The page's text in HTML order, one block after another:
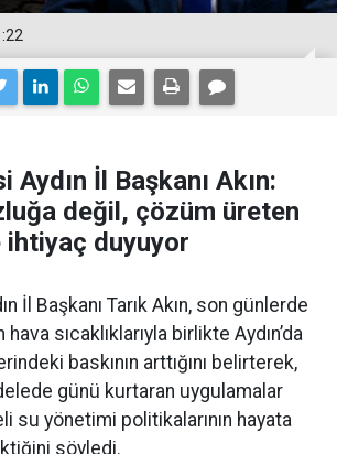
İl Başkanı Akın:
değil, çözüm üreten
duyuyor
İl Başkanı Tarık Akın, son günlerde
sıcaklıklarıyla birlikte Aydın’da
baskının arttığını belirterek,
günü kurtaran uygulamalar
su yönetimi politikalarının hayata
söyledi.